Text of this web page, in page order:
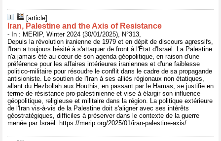
[article]
Iran, Palestine and the Axis of Resistance
- In : MERIP, Winter 2024 (30/01/2025), N°313,
Depuis la révolution iranienne de 1979 et en dépit de discours agressifs,
l'Iran a toujours hésité à s'attaquer de front à l'État d'Israël. La Palestine
n'a jamais été au cœur de son agenda géopolitique, en raison d'une
préférence pour les affaires intérieures iraniennes et d'une faiblesse
politico-militaire pour résoudre le conflit dans le cadre de sa propagande
antisioniste. Le soutien de l'Iran à ses alliés régionaux non étatiques,
allant du Hezbollah aux Houthis, en passant par le Hamas, se justifie en
terme de résistance pro-palestinienne et vise à élargir son influence
géopolitique, religieuse et militaire dans la région. La politique extérieure
de l'Iran vis-à-vis de la Palestine doit s'aligner avec ses intérêts
géostratégiques, difficiles à préserver dans le contexte de la guerre
menée par Israël. https://merip.org/2025/01/iran-palestine-axis/